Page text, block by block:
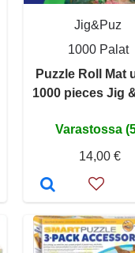
Jig&Puz
1000 Palat
Puzzle Roll Mat
1000 pieces Jig
Varastossa
14,00 €